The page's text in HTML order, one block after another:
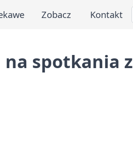
Zobacz Kontakt
na spotkania z